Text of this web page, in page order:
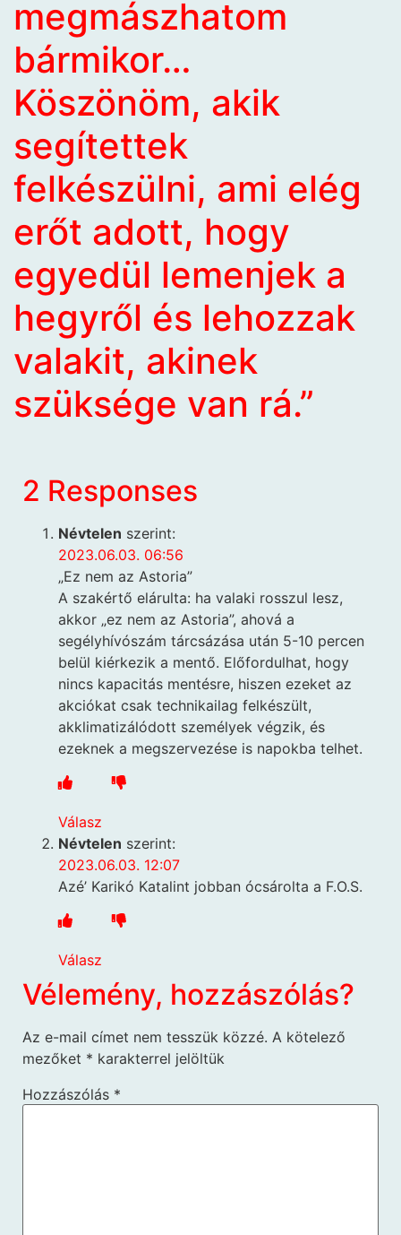
megmászhatom
bármikor…
Köszönöm, akik
segítettek
felkészülni, ami elég
erőt adott, hogy
egyedül lemenjek a
hegyről és lehozzak
valakit, akinek
szüksége van rá.”
2 Responses
Névtelen szerint:
2023.06.03. 06:56
„Ez nem az Astoria”
A szakértő elárulta: ha valaki rosszul lesz,
akkor „ez nem az Astoria”, ahová a
segélyhívószám tárcsázása után 5-10 percen
belül kiérkezik a mentő. Előfordulhat, hogy
nincs kapacitás mentésre, hiszen ezeket az
akciókat csak technikailag felkészült,
akklimatizálódott személyek végzik, és
ezeknek a megszervezése is napokba telhet.
Válasz
Névtelen szerint:
2023.06.03. 12:07
Azé’ Karikó Katalint jobban ócsárolta a F.O.S.
Válasz
Vélemény, hozzászólás?
Az e-mail címet nem tesszük közzé. A kötelező
mezőket * karakterrel jelöltük
Hozzászólás *